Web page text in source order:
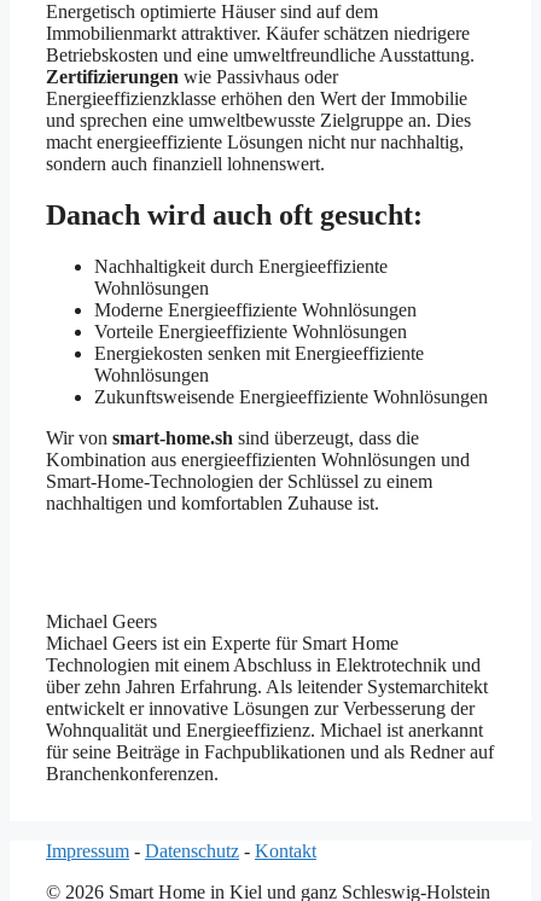
Energetisch optimierte Häuser sind auf dem
Immobilienmarkt attraktiver. Käufer schätzen niedrigere
Betriebskosten und eine umweltfreundliche Ausstattung.
Zertifizierungen wie Passivhaus oder
Energieeffizienzklasse erhöhen den Wert der Immobilie
und sprechen eine umweltbewusste Zielgruppe an. Dies
macht energieeffiziente Lösungen nicht nur nachhaltig,
sondern auch finanziell lohnenswert.
Danach wird auch oft gesucht:
Nachhaltigkeit durch Energieeffiziente
Wohnlösungen
Moderne Energieeffiziente Wohnlösungen
Vorteile Energieeffiziente Wohnlösungen
Energiekosten senken mit Energieeffiziente
Wohnlösungen
Zukunftsweisende Energieeffiziente Wohnlösungen
Wir von smart-home.sh sind überzeugt, dass die
Kombination aus energieeffizienten Wohnlösungen und
Smart-Home-Technologien der Schlüssel zu einem
nachhaltigen und komfortablen Zuhause ist.
Michael Geers
Michael Geers ist ein Experte für Smart Home
Technologien mit einem Abschluss in Elektrotechnik und
über zehn Jahren Erfahrung. Als leitender Systemarchitekt
entwickelt er innovative Lösungen zur Verbesserung der
Wohnqualität und Energieeffizienz. Michael ist anerkannt
für seine Beiträge in Fachpublikationen und als Redner auf
Branchenkonferenzen.
Impressum - Datenschutz - Kontakt
© 2026 Smart Home in Kiel und ganz Schleswig-Holstein